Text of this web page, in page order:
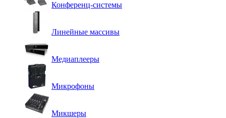
Конференц-системы
Линейные массивы
Медиаплееры
Микрофоны
Микшеры